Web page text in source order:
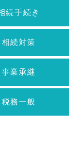
続手続き
相続対策
事業承継
税務一般